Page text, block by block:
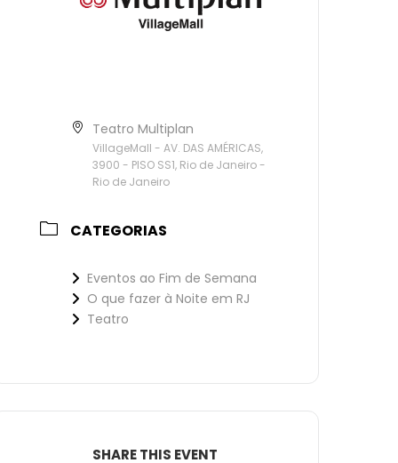
Teatro Multiplan
VillageMall - AV. DAS AMÉRICAS,
3900 - PISO SS1, Rio de Janeiro -
Rio de Janeiro
CATEGORIAS
Eventos ao Fim de Semana
O que fazer à Noite em RJ
Teatro
SHARE THIS EVENT